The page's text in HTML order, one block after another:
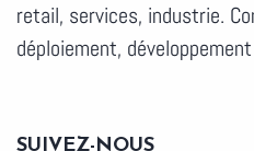
retail, services, industrie.
déploiement,
SUIVEZ-NOUS